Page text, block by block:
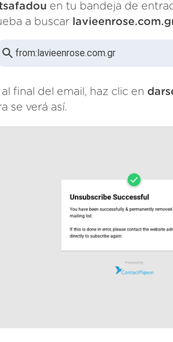
en tu bandeja de
a buscar
from:lavieenrose.com.gr
al final del email, haz clic en
se verá así.